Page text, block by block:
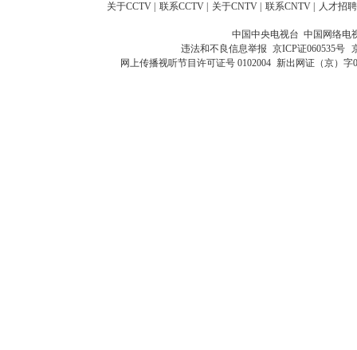
关于CCTV 联系CCTV 关于CNTV 联系CNTV 人才招聘
中国中央电视台 中国网络电
违法和不良信息举报 京ICP证060535号
网上传播视听节目许可证号 0102004 新出网证（京）